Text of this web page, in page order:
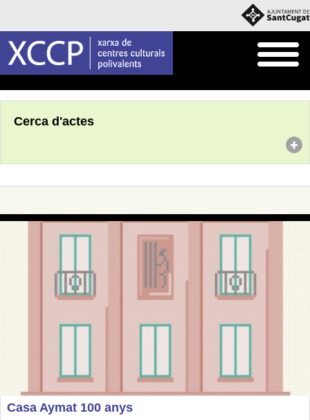
Cerca d'actes
Casa Aymat 100 anys